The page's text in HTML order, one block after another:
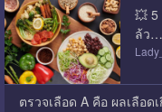
💥
ล้ว…
ตรวจเลือด A คือ ผลเลือด